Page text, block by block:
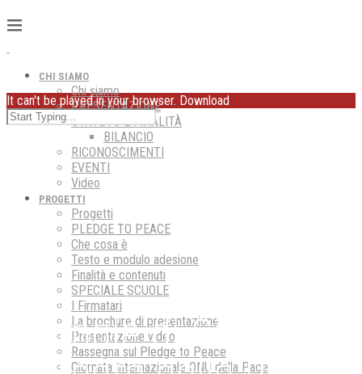
CHI SIAMO
Chi siamo
PRESENTAZIONE
STATUTO E FINALITÀ
BILANCIO
RICONOSCIMENTI
EVENTI
Video
PROGETTI
Progetti
PLEDGE TO PEACE
Che cosa è
Testo e modulo adesione
Finalità e contenuti
SPECIALE SCUOLE
I Firmatari
La brochure di presentazione
Presentazione video
Rassegna sul Pledge to Peace
Giornata Internazionale ONU della Pace
It can't be played in your browser. Download
Giornale di Sicilia –